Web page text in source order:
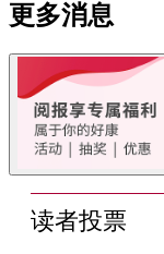
更多消息